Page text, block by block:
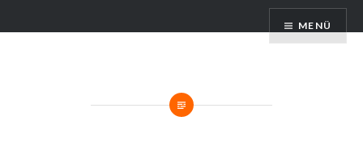
InhaltHD Services – IT Service Dienstleister MENÜ